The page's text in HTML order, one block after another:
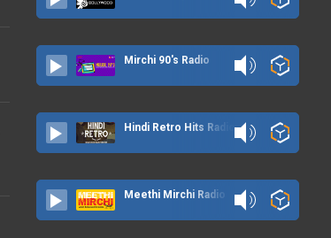
Mirchi 90's Radio
Hindi Retro Hits Radio
Meethi Mirchi Radio